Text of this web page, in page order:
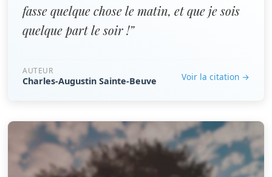
fasse quelque chose le matin, et que je sois
quelque part le soir !”
AUTEUR
Charles-Augustin Sainte-Beuve Voir la citation →